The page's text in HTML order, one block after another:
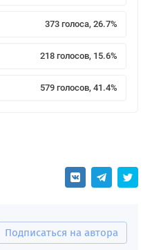
373 голоса, 26.7%
218 голосов, 15.6%
579 голосов, 41.4%
Подписаться на автора